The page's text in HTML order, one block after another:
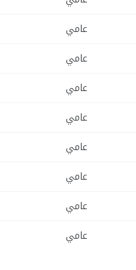
عامي
عامي
عامي
عامي
عامي
عامي
عامي
عامي